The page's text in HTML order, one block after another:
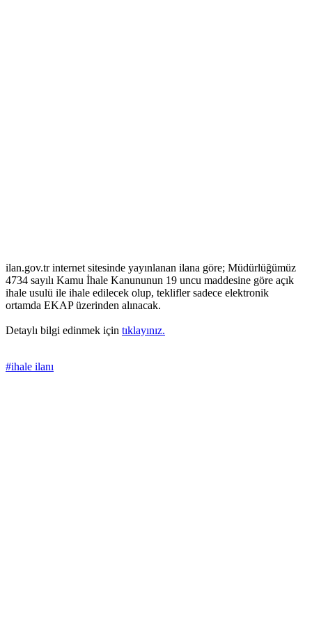
ilan.gov.tr internet sitesinde yayınlanan ilana göre; Müdürlüğümüz
4734 sayılı Kamu İhale Kanununun 19 uncu maddesine göre açık
ihale usulü ile ihale edilecek olup, teklifler sadece elektronik
ortamda EKAP üzerinden alınacak.
Detaylı bilgi edinmek için tıklayınız.
#ihale ilanı